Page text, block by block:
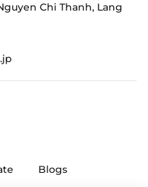
Chi Thanh, Lang
Blogs